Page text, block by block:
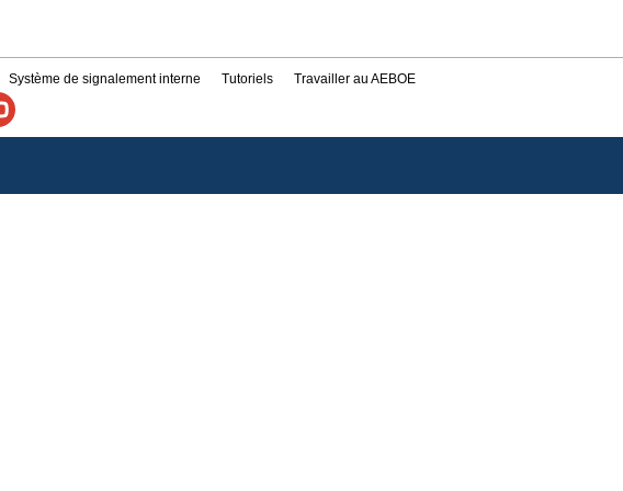
Système de signalement interne Tutoriels Travailler au AEBOE